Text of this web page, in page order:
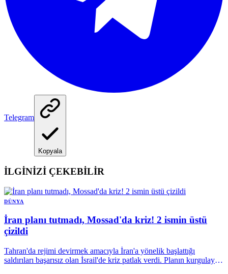
Telegram
Kopyala
İLGİNİZİ ÇEKEBİLİR
DÜNYA
İran planı tutmadı, Mossad'da kriz! 2 ismin üstü
çizildi
Tahran'da rejimi devirmek amacıyla İran'a yönelik başlattığı
saldırıları başarısız olan İsrail'de kriz patlak verdi. Planın kurgulayan